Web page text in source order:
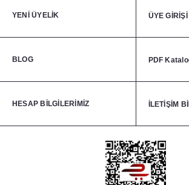
YENİ ÜYELİK ÜYE GİRİŞİ
BLOG PDF
HESAP BİLGİLERİMİZ İLETİŞİM